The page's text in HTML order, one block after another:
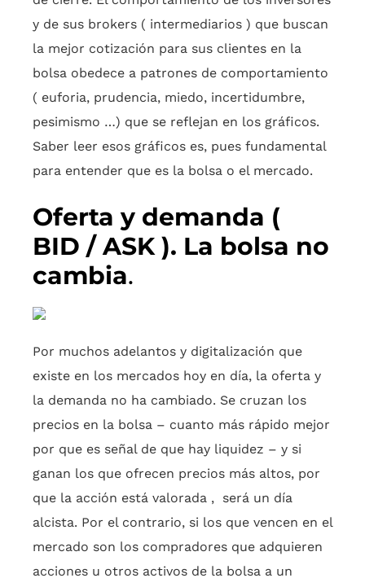
y de sus brokers ( intermediarios ) que buscan
la mejor cotización para sus clientes en la
bolsa obedece a patrones de comportamiento
( euforia, prudencia, miedo, incertidumbre,
pesimismo …) que se reflejan en los gráficos.
Saber leer esos gráficos es, pues fundamental
para entender que es la bolsa o el mercado.
Oferta y demanda (
BID / ASK ). La bolsa no
cambia.
Por muchos adelantos y digitalización que
existe en los mercados hoy en día, la oferta y
la demanda no ha cambiado. Se cruzan los
precios en la bolsa – cuanto más rápido mejor
por que es señal de que hay liquidez – y si
ganan los que ofrecen precios más altos, por
que la acción está valorada , será un día
alcista. Por el contrario, si los que vencen en el
mercado son los compradores que adquieren
acciones u otros activos de la bolsa a un